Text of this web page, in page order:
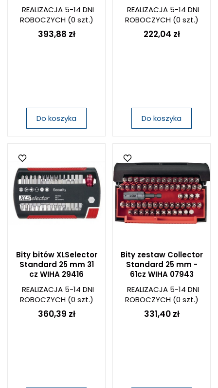
REALIZACJA 5-14 DNI
ROBOCZYCH(0 szt.)
393,88 zł
Do koszyka
REALIZACJA 5-14 DNI
ROBOCZYCH(0 szt.)
222,04 zł
Do koszyka
Bity bitów XLSelector
Standard 25 mm 31
cz WIHA 29416
REALIZACJA 5-14 DNI
ROBOCZYCH(0 szt.)
360,39 zł
Bity zestaw Collector
Standard 25 mm -
61cz WIHA 07943
REALIZACJA 5-14 DNI
ROBOCZYCH(0 szt.)
331,40 zł